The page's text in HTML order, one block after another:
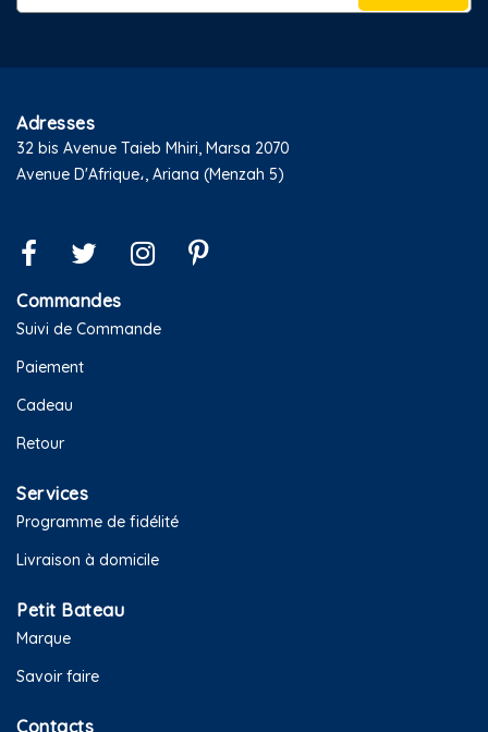
Adresses
32 bis Avenue Taieb Mhiri, Marsa 2070
Avenue D'Afrique،, Ariana (Menzah 5)
Commandes
Suivi de Commande
Paiement
Cadeau
Retour
Services
Programme de fidélité
Livraison à domicile
Petit Bateau
Marque
Savoir faire
Contacts